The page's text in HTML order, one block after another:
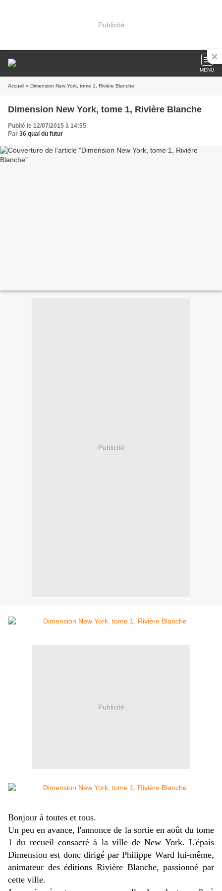
Publicité
MENU
Accueil » Dimension New York, tome 1, Rivière Blanche
Dimension New York, tome 1, Rivière Blanche
Publié le 12/07/2015 à 14:55
Par 36 quai du futur
Publicité
Publicité
Bonjour à toutes et tous.
Un peu en avance, l'annonce de la sortie en août du tome
1 du recueil consacré à la ville de New York. L'épais
Dimension est donc dirigé par Philippe Ward lui-même,
animateur des éditions Rivière Blanche, passionné par
cette ville.